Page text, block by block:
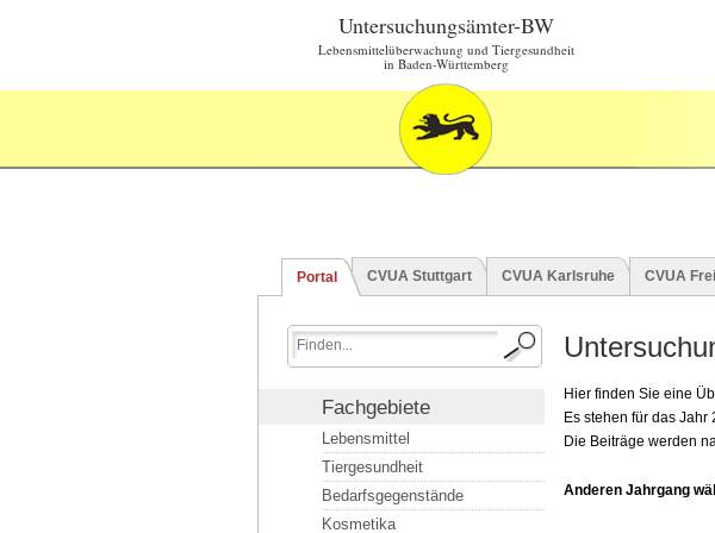
Untersuchungsämter-BW
Lebensmittelüberwachung und Tiergesundheit
in Baden-Württemberg
Portal CVUA Stuttgart CVUA Karlsruhe CVUA
Fachgebiete
Lebensmittel
Tiergesundheit
Bedarfsgegenstände
Kosmetika
Hier finden Sie eine
Es stehen für das
Die Beiträge werden
Anderen Jahrgang